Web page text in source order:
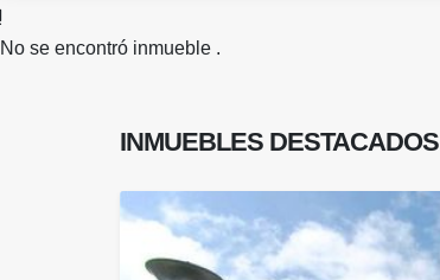
No se encontró inmueble .
INMUEBLES DESTACADOS